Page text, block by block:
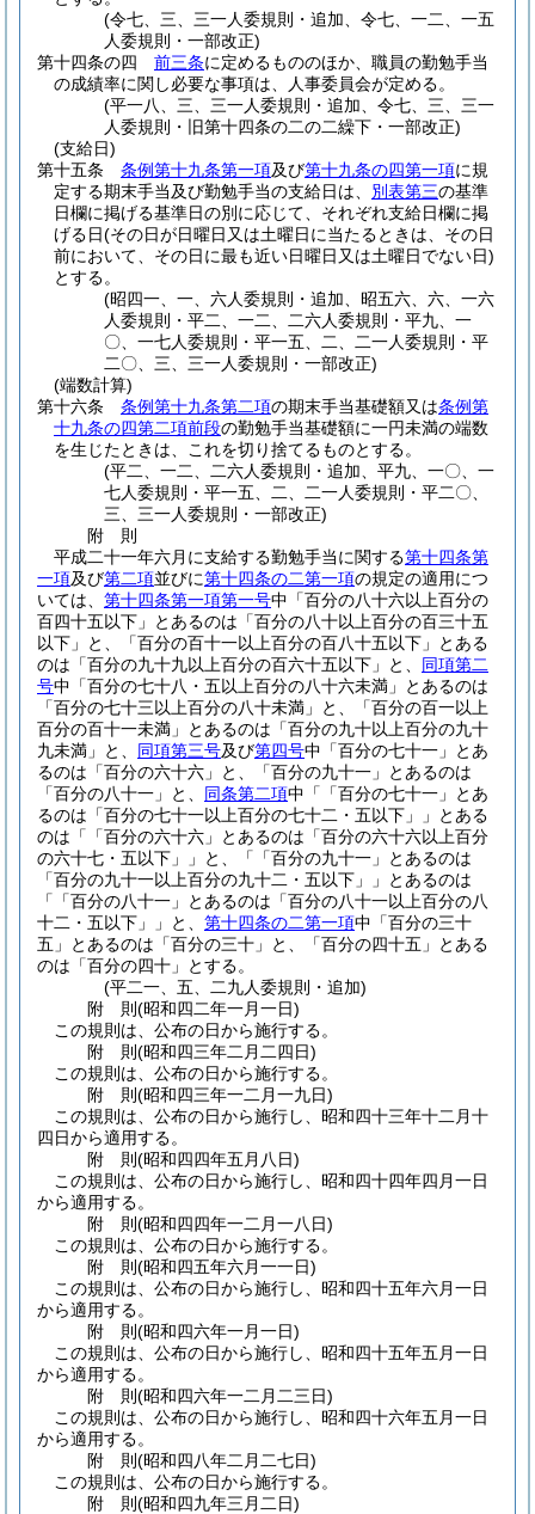
(令七、三、三一人委規則・追加、令七、一二、一五
人委規則・一部改正)
第十四条の四
前三条に定めるもののほか、職員の勤勉手当
の成績率に関し必要な事項は、人事委員会が定める。
(平一八、三、三一人委規則・追加、令七、三、三一
人委規則・旧第十四条の二の二繰下・一部改正)
(支給日)
第十五条
条例第十九条第一項及び第十九条の四第一項に規
定する期末手当及び勤勉手当の支給日は、 別表第三の基準
日欄に掲げる基準日の別に応じて、それぞれ支給日欄に掲
げる日(その日が日曜日又は土曜日に当たるときは、その日
前において、その日に最も近い日曜日又は土曜日でない日)
とする。
(昭四一、一、六人委規則・追加、昭五六、六、一六
人委規則・平二、一二、二六人委規則・平九、一
〇、一七人委規則・平一五、二、二一人委規則・平
二〇、三、三一人委規則・一部改正)
(端数計算)
第十六条
条例第十九条第二項の期末手当基礎額又は条例第
十九条の四第二項前段の勤勉手当基礎額に一円未満の端数
を生じたときは、これを切り捨てるものとする。
(平二、一二、二六人委規則・追加、平九、一〇、一
七人委規則・平一五、二、二一人委規則・平二〇、
三、三一人委規則・一部改正)
附 則
平成二十一年六月に支給する勤勉手当に関する第十四条第
一項及び第二項並びに第十四条の二第一項の規定の適用につ
いては、 第十四条第一項第一号中「百分の八十六以上百分の
百四十五以下」とあるのは「百分の八十以上百分の百三十五
以下」と、「百分の百十一以上百分の百八十五以下」とある
のは「百分の九十九以上百分の百六十五以下」と、 同項第二
号中「百分の七十八・五以上百分の八十六未満」とあるのは
「百分の七十三以上百分の八十未満」と、「百分の百一以上
百分の百十一未満」とあるのは「百分の九十以上百分の九十
九未満」と、 同項第三号及び第四号中「百分の七十一」とあ
るのは「百分の六十六」と、「百分の九十一」とあるのは
「百分の八十一」と、 同条第二項中「「百分の七十一」とあ
るのは「百分の七十一以上百分の七十二・五以下」」とある
のは「「百分の六十六」とあるのは「百分の六十六以上百分
の六十七・五以下」」と、「「百分の九十一」とあるのは
「百分の九十一以上百分の九十二・五以下」」とあるのは
「「百分の八十一」とあるのは「百分の八十一以上百分の八
十二・五以下」」と、 第十四条の二第一項中「百分の三十
五」とあるのは「百分の三十」と、「百分の四十五」とある
のは「百分の四十」とする。
(平二一、五、二九人委規則・追加)
附 則(昭和四二年一月一日)
この規則は、公布の日から施行する。
附 則(昭和四三年二月二四日)
この規則は、公布の日から施行する。
附 則(昭和四三年一二月一九日)
この規則は、公布の日から施行し、昭和四十三年十二月十
四日から適用する。
附 則(昭和四四年五月八日)
この規則は、公布の日から施行し、昭和四十四年四月一日
から適用する。
附 則(昭和四四年一二月一八日)
この規則は、公布の日から施行する。
附 則(昭和四五年六月一一日)
この規則は、公布の日から施行し、昭和四十五年六月一日
から適用する。
附 則(昭和四六年一月一日)
この規則は、公布の日から施行し、昭和四十五年五月一日
から適用する。
附 則(昭和四六年一二月二三日)
この規則は、公布の日から施行し、昭和四十六年五月一日
から適用する。
附 則(昭和四八年二月二七日)
この規則は、公布の日から施行する。
附 則(昭和四九年三月二日)